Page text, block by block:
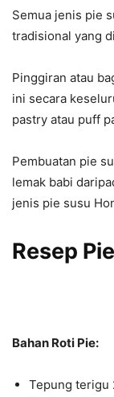
Semua jenis pie
tradisional yang
Pinggiran atau
ini secara
pastry atau puff
Pembuatan pie
lemak babi
jenis pie susu
Resep
Bahan Roti Pie:
Tepung terigu